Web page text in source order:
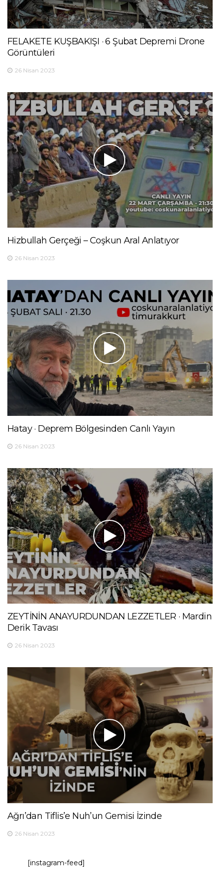
FELAKETE KUŞBAKIŞI · 6 Şubat Depremi Drone
Görüntüleri
26 Nisan 2023
Hizbullah Gerçeği – Coşkun Aral Anlatıyor
26 Nisan 2023
Hatay · Deprem Bölgesinden Canlı Yayın
26 Nisan 2023
ZEYTİNİN ANAYURDUNDAN LEZZETLER · Mardin
Derik Tavası
26 Nisan 2023
Ağrı’dan Tiflis’e Nuh’un Gemisi İzinde
26 Nisan 2023
[instagram-feed]